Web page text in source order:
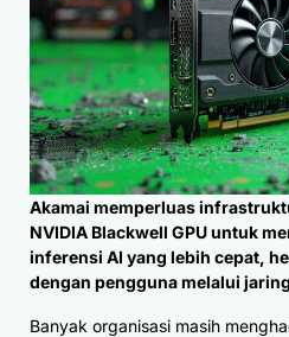
Akamai memperluas
NVIDIA Blackwell GPU untuk
inferensi AI yang lebih cepat,
dengan pengguna melalui
Banyak organisasi masih